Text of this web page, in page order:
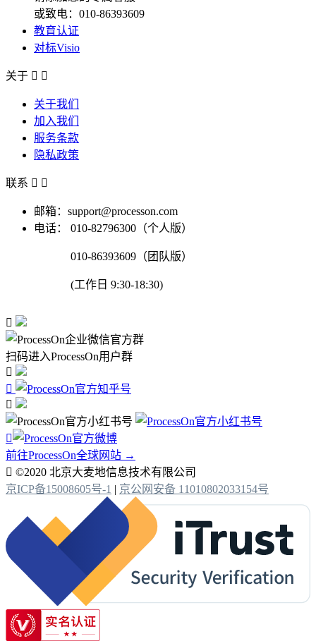
或致电：010-86393609
教育认证
对标Visio
关于  
关于我们
加入我们
服务条款
隐私政策
联系  
邮箱：support@processon.com
电话：
010-82796300（个人版）
010-86393609（团队版）
(工作日 9:30-18:30)

扫码进入ProcessOn用户群




前往ProcessOn全球网站 →
 ©2020 北京大麦地信息技术有限公司
京ICP备15008605号-1 | 京公网安备 11010802033154号